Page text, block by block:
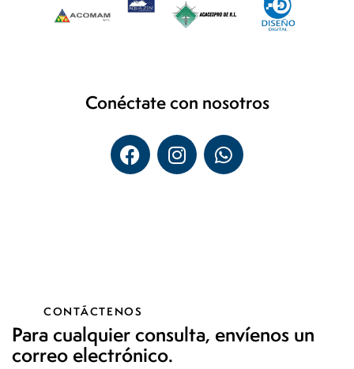
Conéctate con nosotros
CONTÁCTENOS
Para cualquier consulta, envíenos un
correo electrónico.